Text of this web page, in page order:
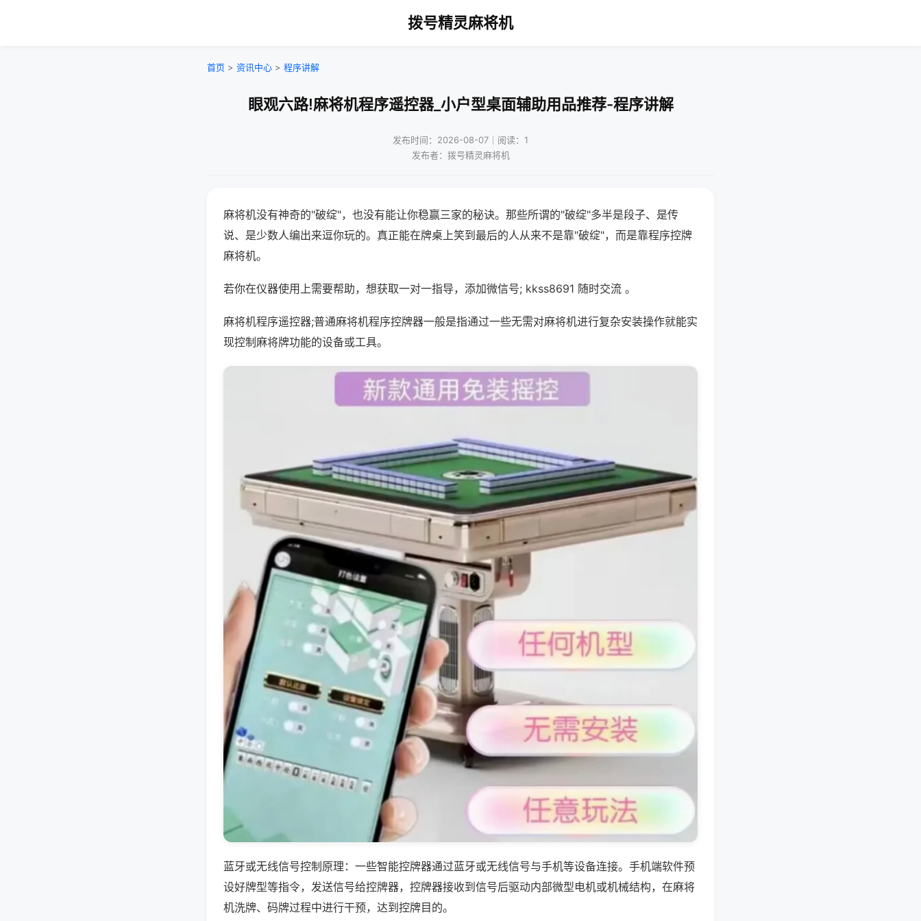
拨号精灵麻将机
首页 > 资讯中心 > 程序讲解
眼观六路!麻将机程序遥控器_小户型桌面辅助用品推荐-程序讲解
发布时间：2026-08-07｜阅读：1
发布者：拨号精灵麻将机
麻将机没有神奇的"破绽"，也没有能让你稳赢三家的秘诀。那些所谓的"破绽"多半是段子、是传
说、是少数人编出来逗你玩的。真正能在牌桌上笑到最后的人从来不是靠"破绽"，而是靠程序控牌
麻将机。
若你在仪器使用上需要帮助，想获取一对一指导，添加微信号; kkss8691 随时交流 。
麻将机程序遥控器;普通麻将机程序控牌器一般是指通过一些无需对麻将机进行复杂安装操作就能实
现控制麻将牌功能的设备或工具。
蓝牙或无线信号控制原理：一些智能控牌器通过蓝牙或无线信号与手机等设备连接。手机端软件预
设好牌型等指令，发送信号给控牌器，控牌器接收到信号后驱动内部微型电机或机械结构，在麻将
机洗牌、码牌过程中进行干预，达到控牌目的。